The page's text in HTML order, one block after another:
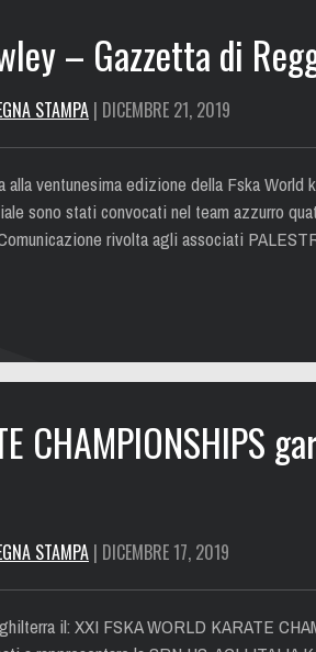
– Gazzetta di
STAMPA | DICEMBRE 21, 2019
ventunesima edizione della Fska World
sono stati convocati nel team azzurro
rivolta agli associati
CHAMPIONSHIPS
STAMPA | DICEMBRE 17, 2019
il: XXI FSKA WORLD KARATE